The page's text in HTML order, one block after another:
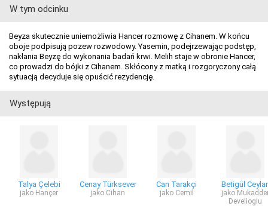
W tym odcinku
Beyza skutecznie uniemożliwia Hancer rozmowę z Cihanem. W końcu
oboje podpisują pozew rozwodowy. Yasemin, podejrzewając podstęp,
nakłania Beyzę do wykonania badań krwi. Melih staje w obronie Hancer,
co prowadzi do bójki z Cihanem. Skłócony z matką i rozgoryczony całą
sytuacją decyduje się opuścić rezydencję.
Występują
Talya Çelebi
jako Hançer
Cenay Türksever
jako Cihan
Can Tarakçi
jako Cemil
Betigül
jako
Develioglu